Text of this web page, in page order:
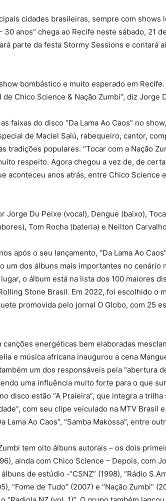
cidades brasileiras, sempre com shows
30 anos” chega ao Recife neste sábado, 21
parte da festa Stormy Sessions e contará
bombástico e muito esperado em
Chico Science & Nação Zumbi”, diz Jorge
faixas do disco “Da Lama Ao Caos” no
de Maciel Salú, rabequeiro, cantor,
tradições populares. “Tocar com a Nação
respeito. Agora chegou a vez de, de
aconteceu anos atrás, entre Chico Science
Jorge Du Peixe (vocal), Dengue (baixo),
Tom Rocha (bateria) e Neilton
após o seu lançamento, “Da Lama Ao
um dos álbuns mais importantes no cenário
o álbum está na lista dos 100 maiores
Stone Brasil. Em 2022, foi escolhido o
promovida pelo jornal O Globo, com 25
energéticas bem elaboradas
e música africana inaugurou a cena
um dos responsáveis pela “abertura
uma influência muito forte para o que
disco estão “A Praieira”, que integra a
com seu clipe veiculado na MTV Brasil
Lama Ao Caos”, “Samba Makossa”, entre
tem oito álbuns autorais – os dois
ainda com Chico Science – Depois, com
de estúdio -“CSNZ” (1998), “Rádio
“Fome de Tudo” (2007) e “Nação Zumbi”